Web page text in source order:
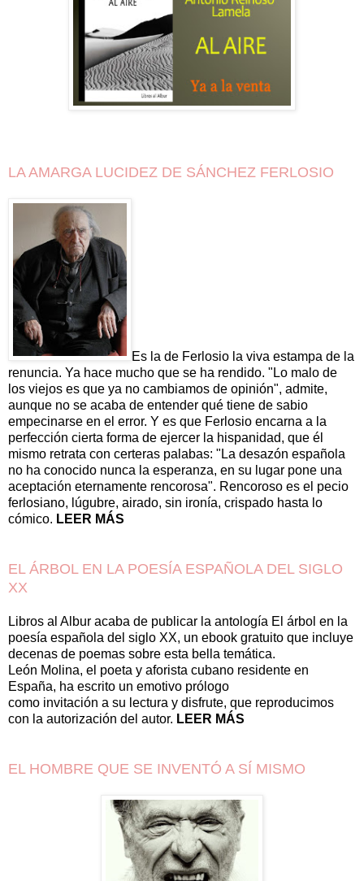
LA AMARGA LUCIDEZ DE SÁNCHEZ FERLOSIO
Es la de Ferlosio la viva estampa de la
renuncia. Ya hace mucho que se ha rendido. "Lo malo de
los viejos es que ya no cambiamos de opinión", admite,
aunque no se acaba de entender qué tiene de sabio
empecinarse en el error. Y es que Ferlosio encarna a la
perfección cierta forma de ejercer la hispanidad, que él
mismo retrata con certeras palabas: "La desazón española
no ha conocido nunca la esperanza, en su lugar pone una
aceptación eternamente rencorosa". Rencoroso es el pecio
ferlosiano, lúgubre, airado, sin ironía, crispado hasta lo
cómico. LEER MÁS
EL ÁRBOL EN LA POESÍA ESPAÑOLA DEL SIGLO
XX
Libros al Albur acaba de publicar la antología El árbol en la
poesía española del siglo XX, un ebook gratuito que incluye
decenas de poemas sobre esta bella temática.
León Molina, el poeta y aforista cubano residente en
España, ha escrito un emotivo prólogo
como invitación a su lectura y disfrute, que reproducimos
con la autorización del autor. LEER MÁS
EL HOMBRE QUE SE INVENTÓ A SÍ MISMO